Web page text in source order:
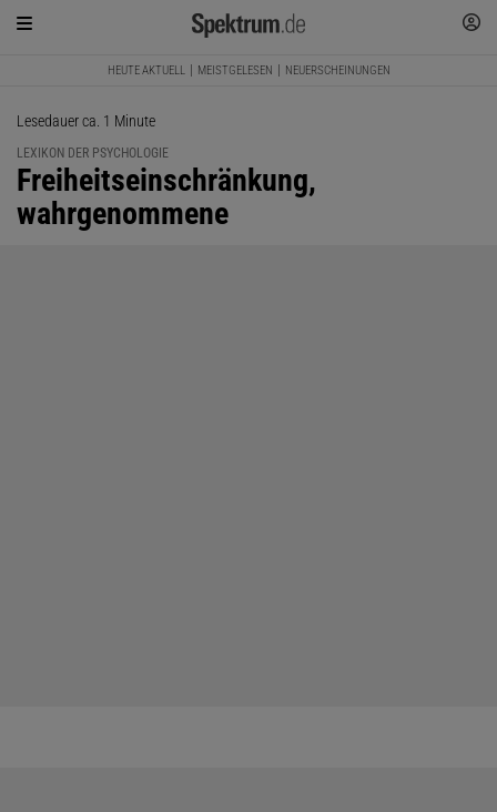
HEUTE AKTUELL MEISTGELESEN NEUERSCHEINUNGEN
Lesedauer ca. 1 Minute
LEXIKON DER PSYCHOLOGIE
:
Freiheitseinschränkung,
wahrgenommene